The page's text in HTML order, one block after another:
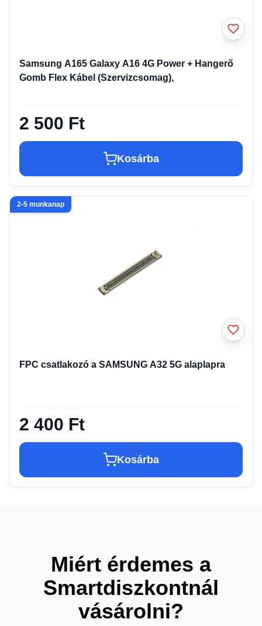
Samsung A165 Galaxy A16 4G Power + Hangerő
Gomb Flex Kábel (Szervizcsomag),
2 500 Ft
Kosárba
2-5 munkanap
FPC csatlakozó a SAMSUNG A32 5G alaplapra
2 400 Ft
Kosárba
Miért érdemes a
Smartdiszkontnál
vásárolni?